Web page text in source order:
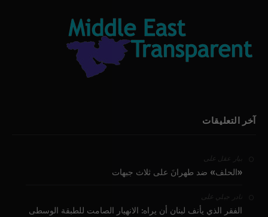
آخر التعليقات
بيار عقل على
«الحلف» ضد طهرانَ على ثلاث جبهات
نادر جبلي على
الفقر الذي يأنف لبنان أن يراه: الانهيار الصامت للطبقة الوسطى